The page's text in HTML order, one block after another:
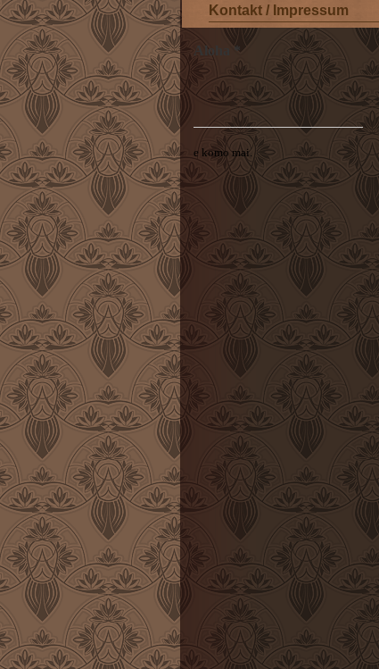
Kontakt / Impressum
Aloha *
e komo mai.